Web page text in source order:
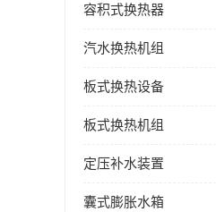
容积式换热器
汽水换热机组
板式换热设备
板式换热机组
定压补水装置
囊式膨胀水箱